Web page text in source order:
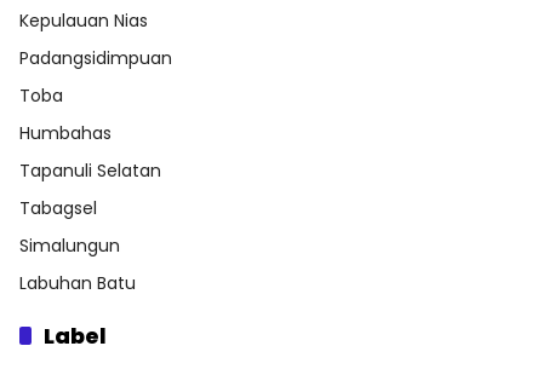
Kepulauan Nias
Padangsidimpuan
Toba
Humbahas
Tapanuli Selatan
Tabagsel
Simalungun
Labuhan Batu
Label